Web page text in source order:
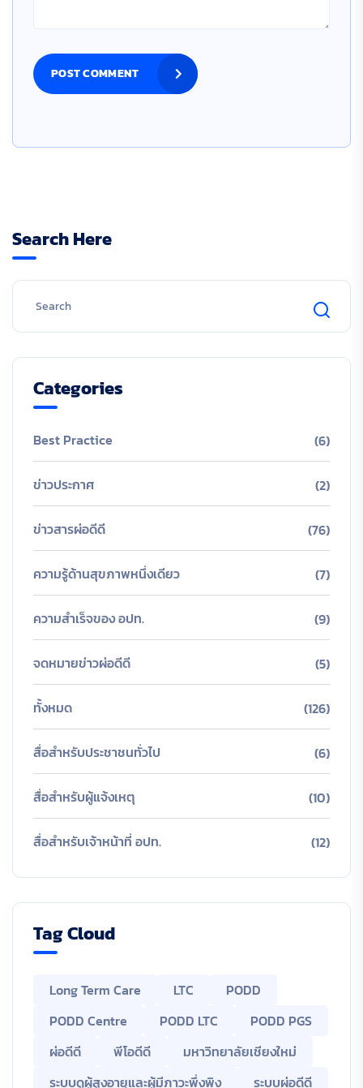
POST COMMENT
Search Here
Categories
Best Practice (6)
ข่าวประกาศ (2)
ข่าวสารผ่อดีดี (76)
ความรู้ด้านสุขภาพหนึ่งเดียว (7)
ความสำเร็จของ อปท. (9)
จดหมายข่าวผ่อดีดี (5)
ทั้งหมด (126)
สื่อสำหรับประชาชนทั่วไป (6)
สื่อสำหรับผู้แจ้งเหตุ (10)
สื่อสำหรับเจ้าหน้าที่ อปท. (12)
Tag Cloud
Long Term Care LTC
PODD
PODD Centre
PODD LTC
PODD PGS
ผ่อดีดี
พีโอดีดี
มหาวิทยาลัยเชียงใหม่
ระบบดูผู้สูงอายุและผู้มีภาวะพึ่งพิง
ระบบผ่อดีดี